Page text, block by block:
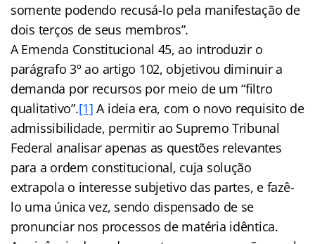
somente podendo recusá-lo pela manifestação de
dois terços de seus membros”.
A Emenda Constitucional 45, ao introduzir o
parágrafo 3º ao artigo 102, objetivou diminuir a
demanda por recursos por meio de um “filtro
qualitativo”.[1] A ideia era, com o novo requisito de
admissibilidade, permitir ao Supremo Tribunal
Federal analisar apenas as questões relevantes
para a ordem constitucional, cuja solução
extrapola o interesse subjetivo das partes, e fazê-
lo uma única vez, sendo dispensado de se
pronunciar nos processos de matéria idêntica.